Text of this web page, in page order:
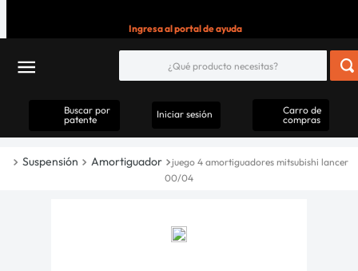
Ingresa al portal de ayuda
Buscar por
patente
Iniciar sesión
Carro de
compras
Suspensión Amortiguador
juego 4 amortiguadores mitsubishi lancer
00/04